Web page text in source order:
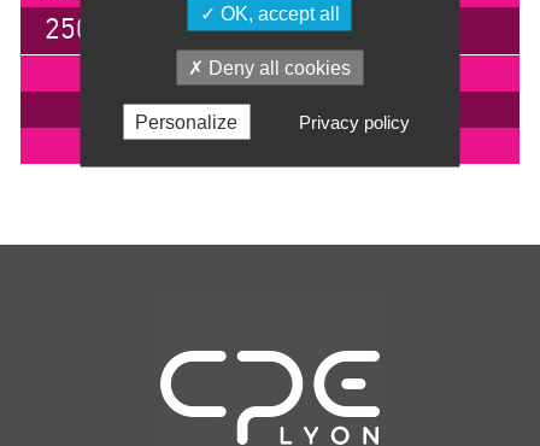
2500 €
IMPRIMER
INSCRIPTION
EN SAVOIR +
OK, accept all
Deny all cookies
Personalize Privacy policy